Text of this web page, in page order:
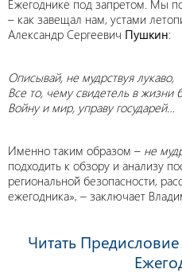
Ежегоднике под запретом. Мы
– как завещал нам, устами
Александр Сергеевич Пушкин:
Описывай, не мудрствуя лукаво,
Все то, чему свидетель в жизни
Войну и мир, управу государей…
Именно таким образом – не
подходить к обзору и анализу
региональной безопасности,
ежегодника», – заключает
Читать